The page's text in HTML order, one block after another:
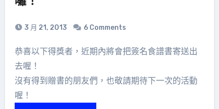
3 月 21, 2013 6 Comments
恭喜以下得獎者，近期內將會把簽名食譜書寄送出
去喔！
沒有得到贈書的朋友們，也敬請期待下一次的活動
喔！